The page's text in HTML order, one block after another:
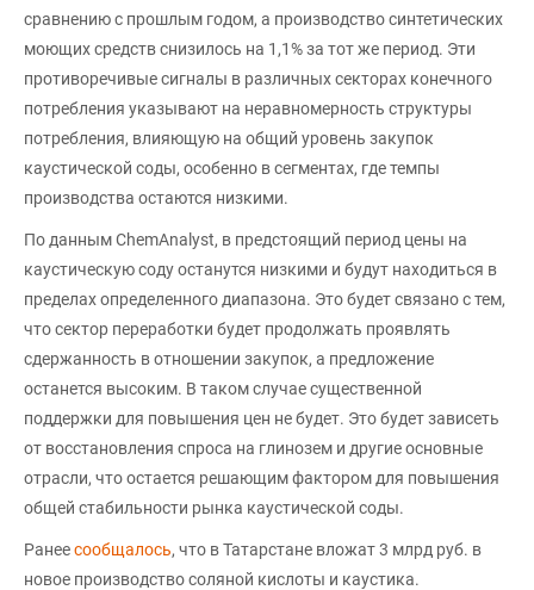
сравнению с прошлым годом, а производство синтетических
моющих средств снизилось на 1,1% за тот же период. Эти
противоречивые сигналы в различных секторах конечного
потребления указывают на неравномерность структуры
потребления, влияющую на общий уровень закупок
каустической соды, особенно в сегментах, где темпы
производства остаются низкими.
По данным ChemAnalyst, в предстоящий период цены на
каустическую соду останутся низкими и будут находиться в
пределах определенного диапазона. Это будет связано с тем,
что сектор переработки будет продолжать проявлять
сдержанность в отношении закупок, а предложение
останется высоким. В таком случае существенной
поддержки для повышения цен не будет. Это будет зависеть
от восстановления спроса на глинозем и другие основные
отрасли, что остается решающим фактором для повышения
общей стабильности рынка каустической соды.
Ранеесообщалось, что в Татарстане вложат 3 млрд руб. в
новое производство соляной кислоты и каустика.